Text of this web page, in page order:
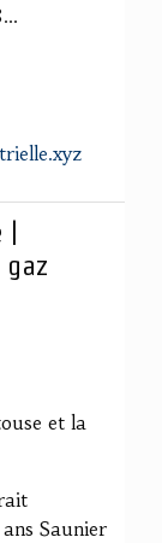
et la
Saunier